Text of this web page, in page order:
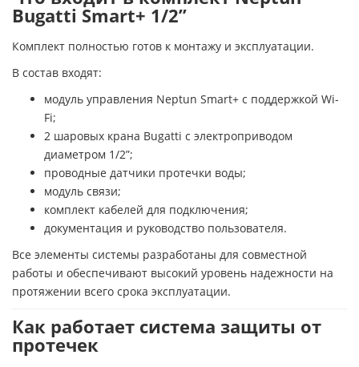
Bugatti Smart+ 1/2”
Комплект полностью готов к монтажу и эксплуатации.
В состав входят:
модуль управления Neptun Smart+ с поддержкой Wi-
Fi;
2 шаровых крана Bugatti с электроприводом
диаметром 1/2”;
проводные датчики протечки воды;
модуль связи;
комплект кабелей для подключения;
документация и руководство пользователя.
Все элементы системы разработаны для совместной
работы и обеспечивают высокий уровень надежности на
протяжении всего срока эксплуатации.
Как работает система защиты от
протечек